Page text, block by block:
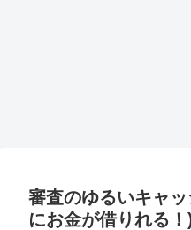
審査のゆるいキャ
にお金が借りれる